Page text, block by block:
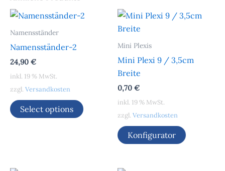
Namensständer
Namensständer-2
24,90 €
inkl. 19 % MwSt.
zzgl. Versandkosten
Select options
Mini Plexis
Mini Plexi 9 / 3,5cm
Breite
0,70 €
inkl. 19 % MwSt.
zzgl. Versandkosten
Konfigurator